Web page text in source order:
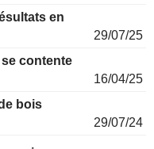
en
29/07/25
contente
16/04/25
bois
29/07/24